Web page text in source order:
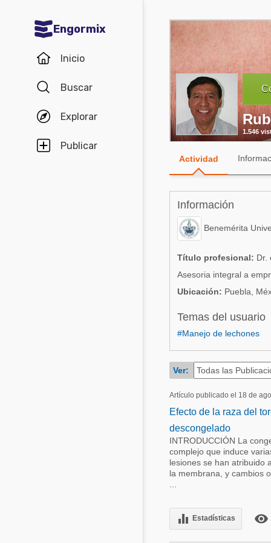
Engormix
Inicio
Buscar
Explorar
Publicar
Comunidades en español
Balanceados - Piensos
Avicultura
Ganadería
Porcicultura
Comunidades en inglés
Acuacultura
Avicultura
Porcicultura
Balanceados - Piensos
Comunidades en portugués
Micotoxinas
Porcicultura
Lechería
1.546
Actividad
Información
Benemérita
Título profesional: Dr.
Asesoria integral a
Ubicación: Puebla,
Temas del usuario
#Manejo de lechones
Ver:
Artículo publicado el 18 de
Efecto de la raza del
descongelado
INTRODUCCIÓN La
complejo que induce
lesiones se han atribuido
la membrana, y cambios
equalizer Estadísticas remove_red_eye